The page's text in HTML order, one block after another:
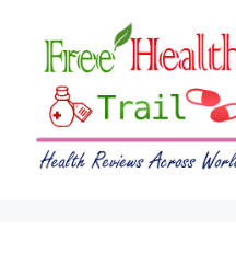
content